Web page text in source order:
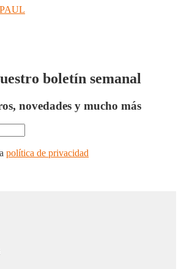
boletín semanal
novedades y mucho más
política de privacidad